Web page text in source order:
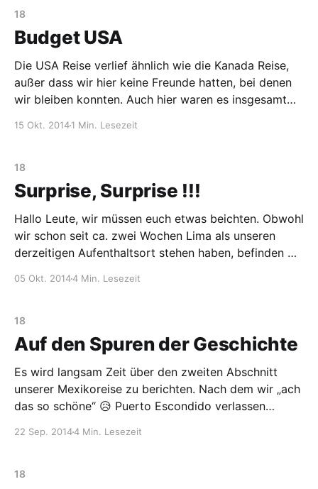
Flugzeug unsere Ruhe haben werden. Als man unsere
Namen
18
Budget USA
Die USA Reise verlief ähnlich wie die Kanada Reise,
außer dass wir hier keine Freunde hatten, bei denen
wir bleiben konnten. Auch hier waren es insgesamt
15 Okt. 20141 Min. Lesezeit
18
Surprise, Surprise !!!
Hallo Leute, wir müssen euch etwas beichten. Obwohl
wir schon seit ca. zwei Wochen Lima als unseren
derzeitigen Aufenthaltsort stehen haben, befinden wir
berichten werden, auch wirklich klappt.
05 Okt. 20144 Min. Lesezeit
18
Auf den Spuren der Geschichte
Es wird langsam Zeit über den zweiten Abschnitt
unserer Mexikoreise zu berichten. Nach dem wir „ach
das so schöne“ 😥 Puerto Escondido verlassen
Den ersten Stopp haben wir in „San Cristobal de las
grüner Hügellandschaft umgeben
22 Sep. 20144 Min. Lesezeit
18